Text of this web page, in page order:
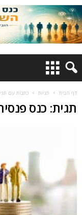
דף הבית תגיות כתבות עם
תגית: כנס